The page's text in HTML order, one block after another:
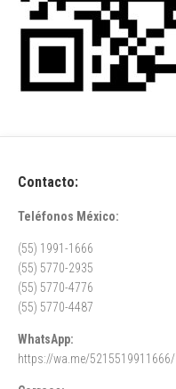
Contacto:
Teléfonos México:
(55) 1991-1666
(55) 5770-2935
(55) 5770-4776
(55) 5770-4487
WhatsApp:
https://wa.me/5215519911666/